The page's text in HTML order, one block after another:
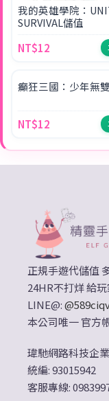
我的英雄學院：
SURVIVAL儲值
NT$12
癲狂三國：少年無
NT$12
正規手遊代儲值
24HR不打烊 給
LINE@:
本公司唯一 官方
瑋馳網路科技企
統編: 93015942
客服專線: